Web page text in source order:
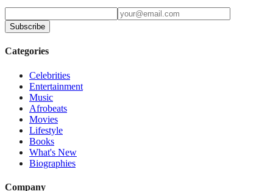
Subscribe
Categories
Celebrities
Entertainment
Music
Afrobeats
Movies
Lifestyle
Books
What's New
Biographies
Company